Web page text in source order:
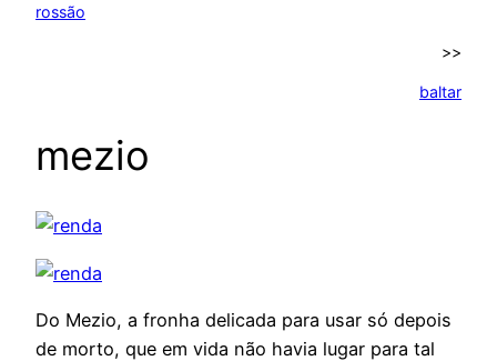
rossão
>>
baltar
mezio
Do Mezio, a fronha delicada para usar só depois
de morto, que em vida não havia lugar para tal